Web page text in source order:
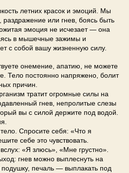
летних красок и эмоций. Мы
или гнев, боясь быть
эмоция не исчезает — она
в мышечные зажимы и
с собой вашу жизненную силу.
онемение, апатию, не можете
Тело постоянно напряжено, болит
причин.
тратит огромные силы на
гнев, непролитые слезы
вы с силой держите под водой.
Спросите себя: «Что я
себе это чувствовать.
«Я злюсь», «Мне грустно».
гнев можно выплеснуть на
печаль — выплакать под